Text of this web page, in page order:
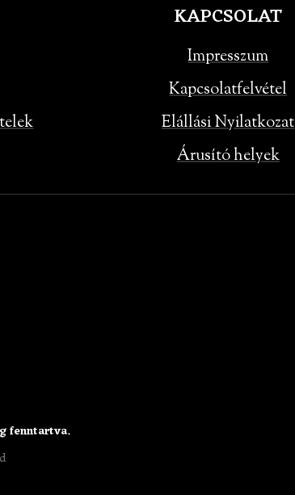
KAPCSOLAT
Impresszum
Kapcsolatfelvétel
Elállási Nyilatkozat
Árusító helyek
fenntartva.